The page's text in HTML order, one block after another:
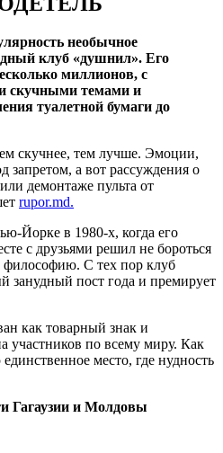
необычное
клуб «душнил». Его
миллионов, с
скучными темами и
туалетной бумаги до
скучнее, тем лучше. Эмоции,
запретом, а вот рассуждения о
демонтаже пульта от
rupor.md.
Йорке в 1980-х, когда его
с друзьями решил не бороться
философию. С тех пор клуб
занудный пост года и премирует
как товарный знак и
участников по всему миру. Как
место, где нудность
Гагаузии и Молдовы